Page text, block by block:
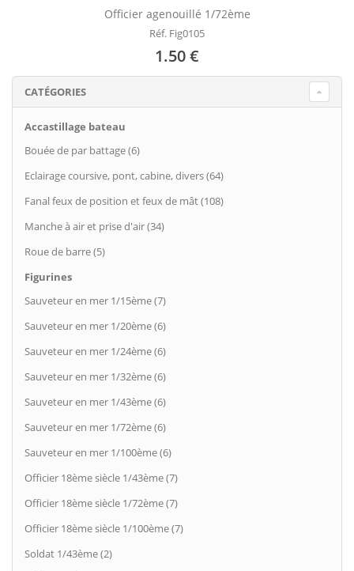
Officier agenouillé 1/72ème
Réf. Fig0105
1.50 €
CATÉGORIES
Accastillage bateau
Bouée de par battage (6)
Eclairage coursive, pont, cabine, divers (64)
Fanal feux de position et feux de mât (108)
Manche à air et prise d'air (34)
Roue de barre (5)
Figurines
Sauveteur en mer 1/15ème (7)
Sauveteur en mer 1/20ème (6)
Sauveteur en mer 1/24ème (6)
Sauveteur en mer 1/32ème (6)
Sauveteur en mer 1/43ème (6)
Sauveteur en mer 1/72ème (6)
Sauveteur en mer 1/100ème (6)
Officier 18ème siècle 1/43ème (7)
Officier 18ème siècle 1/72ème (7)
Officier 18ème siècle 1/100ème (7)
Soldat 1/43ème (2)